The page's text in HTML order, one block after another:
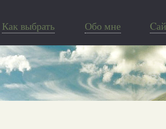
Как выбрать Обо мне